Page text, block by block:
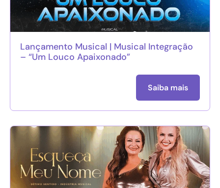
Lançamento Musical | Musical Integração
– “Um Louco Apaixonado”
Saiba mais